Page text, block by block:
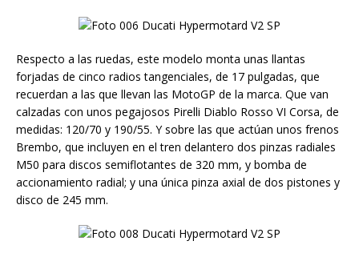
Respecto a las ruedas, este modelo monta unas llantas
forjadas de cinco radios tangenciales, de 17 pulgadas, que
recuerdan a las que llevan las MotoGP de la marca. Que van
calzadas con unos pegajosos Pirelli Diablo Rosso VI Corsa, de
medidas: 120/70 y 190/55. Y sobre las que actúan unos frenos
Brembo, que incluyen en el tren delantero dos pinzas radiales
M50 para discos semiflotantes de 320 mm, y bomba de
accionamiento radial; y una única pinza axial de dos pistones y
disco de 245 mm.